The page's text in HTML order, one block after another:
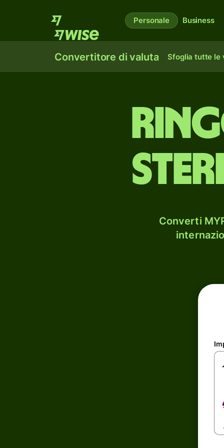
Personale Business
Convertitore di valuta Sfoglia tutte le
Converti